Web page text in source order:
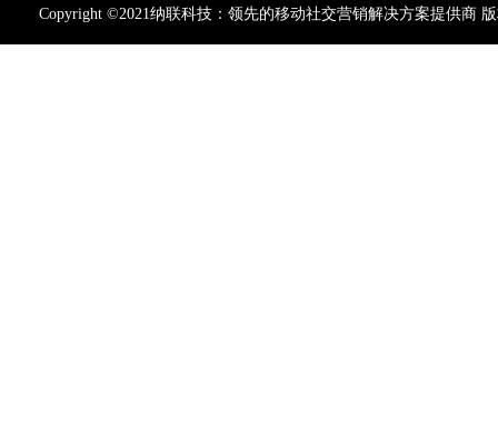
Copyright ©2021纳联科技：领先的移动社交营销解决方案提供商